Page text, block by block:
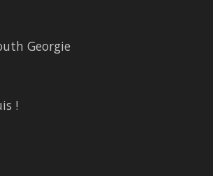
Georgie
!